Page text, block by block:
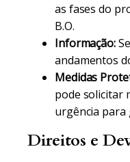
as fases do
B.O.
Informação:
andamentos
Medidas
pode solicitar
urgência para
Direitos e